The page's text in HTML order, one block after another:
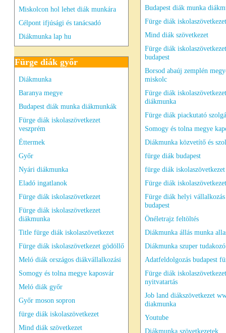
Miskolcon hol lehet diák munkára
Célpont ifjúsági és tanácsadó
Diákmunka lap hu
Fürge diák győr
Diákmunka
Baranya megye
Budapest diák munka diákmunkák
Fürge diák iskolaszövetkezet
veszprém
Éttermek
Győr
Nyári diákmunka
Eladó ingatlanok
Fürge diák iskolaszövetkezet
Fürge diák iskolaszövetkezet
diákmunka
Title fürge diák iskolaszövetkezet
Fürge diák iskolaszövetkezet gödöllő
Meló diák országos diákvállalkozási
Somogy és tolna megye kaposvár
Meló diák győr
Győr moson sopron
fürge diák iskolaszövetkezet
Mind diák szövetkezet
Budapest diák munka
Fürge diák iskolaszövetkezet
Mind diák szövetkezet
Fürge diák iskolaszövetkezet
budapest
Borsod abaúj zemplén
miskolc
Fürge diák iskolaszövetkezet
diákmunka
Fürge diák piackutató
Somogy és tolna megye
Diákmunka közvetítő és
fürge diák budapest
fürge diák iskolaszövetkezet
Fürge diák iskolaszövetkezet
Fürge diák helyi vállalkozás
budapest
Önéletrajz feltöltés
Diákmunka állás munka
Diákmunka szuper tudakozó
Adatfeldolgozás budapest
Fürge diák iskolaszövetkezet
nyitvatartás
Job land diákszövetkezet
diakmunka
Youtube
Diákmunka szövetkezetek